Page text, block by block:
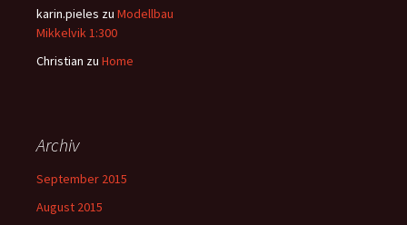
karin.pieles zu Modellbau
Mikkelvik 1:300
Christian zu Home
Archiv
September 2015
August 2015